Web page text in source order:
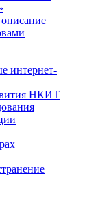
интернет-
НКИТ